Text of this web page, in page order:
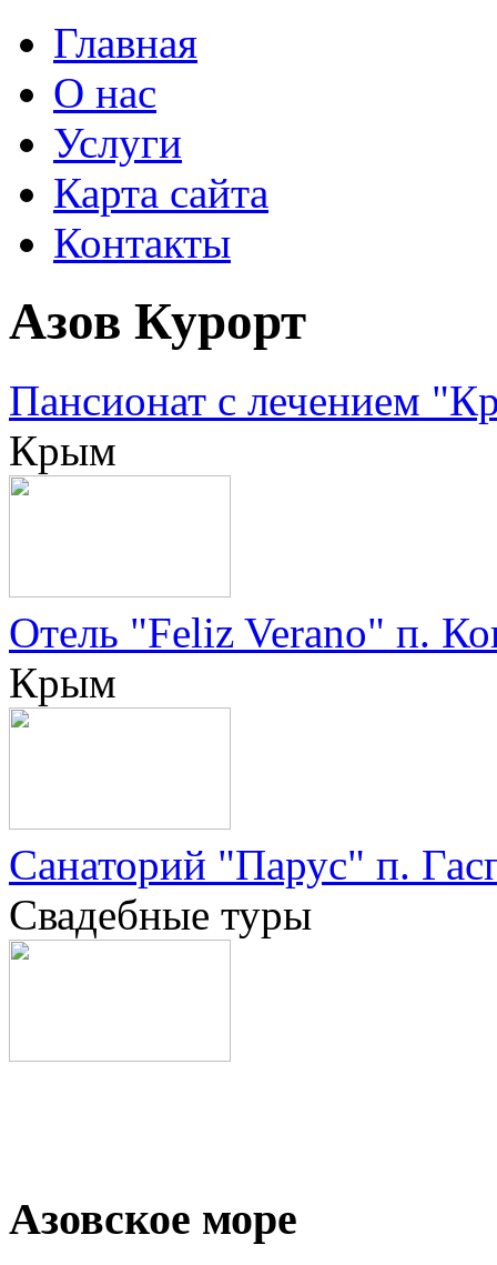
Главная
О нас
Услуги
Карта сайта
Контакты
Азов Курорт
Пансионат с лечением
Крым
Отель "Feliz Verano" п.
Крым
Санаторий "Парус" п.
Свадебные туры
Азовское море